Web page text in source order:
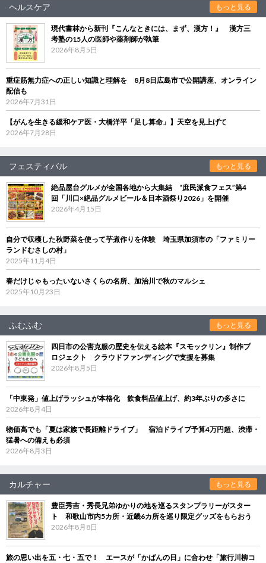
ヘルスケア もっと見る
現代書林から新刊『こんなときには、まず、漢方！』 漢方三
考塾の15人の医師や薬剤師が執筆
2026年8月5日
重症筋無力症への正しい知識と理解を 8月8日広島市で公開講座、オンライン
配信も
2026年7月31日
【がんを生きる緩和ケア医・大橋洋平「足し算命」】天空を見上げて
2026年7月28日
フェスティバル もっと見る
絶品屋台グルメが全国各地から大集結 “庶民派食フェス”第4
回「川口×絶品グルメビール＆日本酒祭り2026」を開催
2026年4月15日
自分で収穫した秋野菜を使って芋煮作りを体験 埼玉県加須市の「ファミリー
ランドむさしの村」
2025年11月4日
春だけじゃもったいないさくらの名所、加治川で秋のマルシェ
2025年10月23日
ふむふむ もっと見る
四日市の公害克服の歴史を伝える絵本『スモックリン』制作プ
ロジェクト クラウドファンディングで支援を募集
2026年8月5日
「中東発」値上げラッシュが本格化 飲食料品値上げ、約3年ぶりの多さに
2026年8月4日
物価高でも「夏は家族で長距離ドライブ」 宿泊ドライブ予算4万円超、渋滞・
猛暑への備えも必須
2026年8月3日
カルチャー もっと見る
豊臣秀吉・秀長兄弟ゆかりの地を巡るスタンプラリーがスター
ト 和歌山市内5カ所・近畿6カ所を巡り限定グッズをもらおう
2026年8月8日
旅の思い出を五・七・五で！ エースが「かばんの日」に合わせ「旅行川柳コ